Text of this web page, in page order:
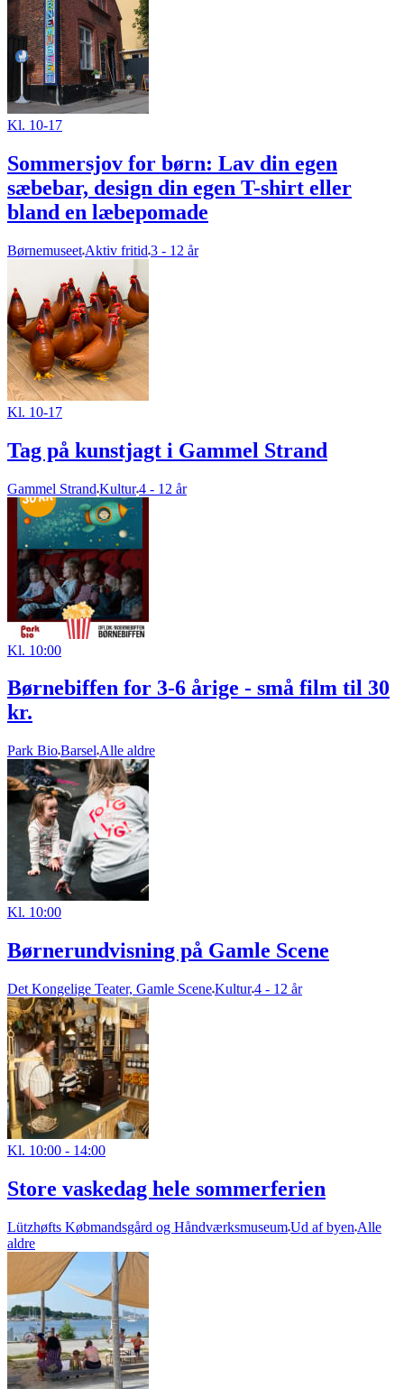
Kl. 10-17
Sommersjov for børn: Lav din egen
sæbebar, design din egen T-shirt eller
bland en læbepomade
Børnemuseet Aktiv fritid 3 - 12 år
Kl. 10-17
Tag på kunstjagt i Gammel Strand
Gammel Strand Kultur4 - 12 år
Kl. 10:00
Børnebiffen for 3-6 årige - små film til 30
kr.
Park BioBarsel Alle aldre
Kl. 10:00
Børnerundvisning på Gamle Scene
Det Kongelige Teater, Gamle SceneKultur4 - 12 år
Kl. 10:00 - 14:00
Store vaskedag hele sommerferien
Lützhøfts Købmandsgård og HåndværksmuseumUd af byen Alle
aldre